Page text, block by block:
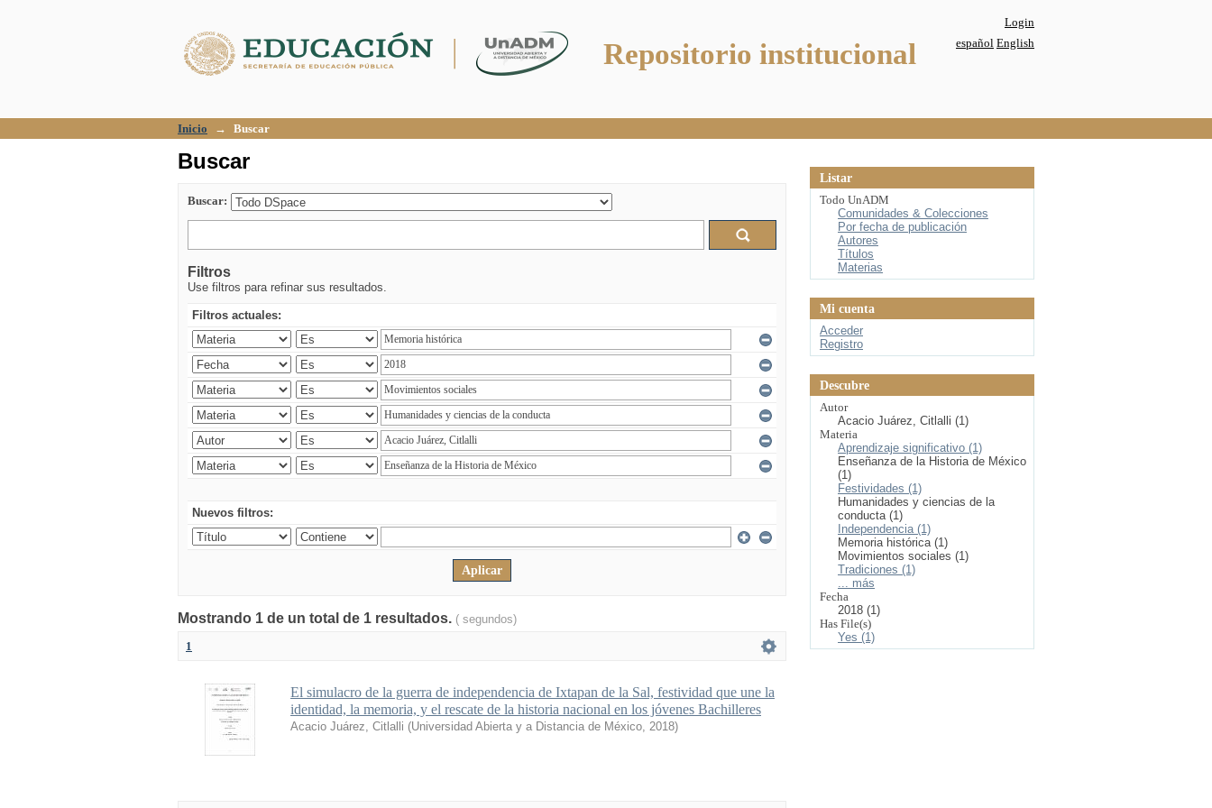
Repositorio institucional
Login
español English
Inicio → Buscar
Buscar
Buscar:
Filtros
Use filtros para refinar sus resultados.
Filtros actuales:
Nuevos filtros:
Mostrando 1 de un total de 1 resultados. ( segundos)
1
El simulacro de la guerra de independencia de Ixtapan de la Sal, festividad que une la
identidad, la memoria, y el rescate de la historia nacional en los jóvenes Bachilleres
Acacio Juárez, Citlalli (Universidad Abierta y a Distancia de México, 2018)
Listar
Todo UnADM
Comunidades & Colecciones
Por fecha de publicación
Autores
Títulos
Materias
Mi cuenta
Acceder
Registro
Descubre
Autor
Acacio Juárez, Citlalli (1)
Materia
Aprendizaje significativo (1)
Enseñanza de la Historia de México
(1)
Festividades (1)
Humanidades y ciencias de la
conducta (1)
Independencia (1)
Memoria histórica (1)
Movimientos sociales (1)
Tradiciones (1)
... más
Fecha
2018 (1)
Has File(s)
Yes (1)